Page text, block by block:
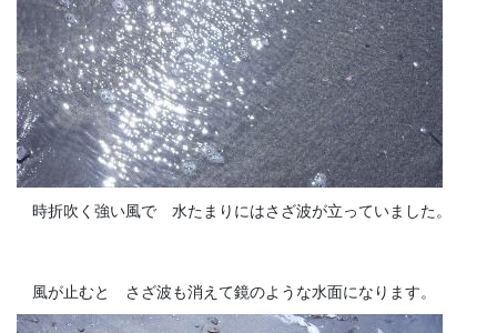
時折吹く強い風で 水たまりにはさざ波が立っていました。
風が止むと さざ波も消えて鏡のような水面になります。